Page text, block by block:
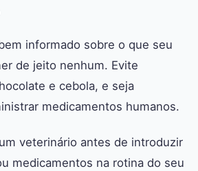
informado sobre o que seu
de jeito nenhum. Evite
e cebola, e seja
medicamentos humanos.
veterinário antes de introduzir
medicamentos na rotina do seu